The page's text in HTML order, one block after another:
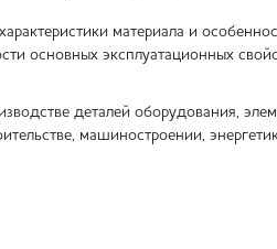
материала и
основных эксплуатационных
деталей оборудования,
машиностроении,